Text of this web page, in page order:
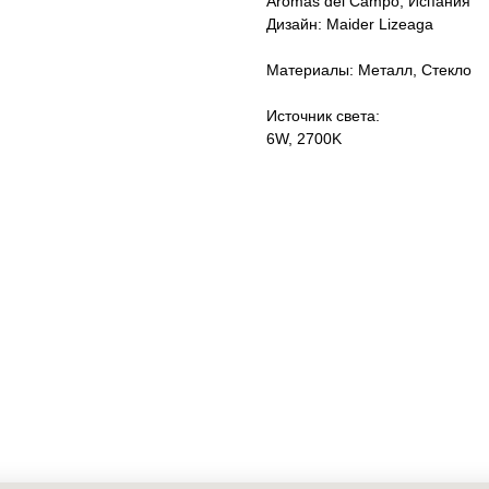
Дизайн: Maider Lizeaga
Материалы: Металл, Стекло
Источник света:
6W, 2700K